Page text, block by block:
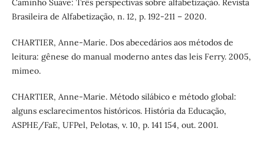
Caminho Suave: Três perspectivas sobre alfabetização. Revista
Brasileira de Alfabetização, n. 12, p. 192-211 – 2020.
CHARTIER, Anne-Marie. Dos abecedários aos métodos de
leitura: gênese do manual moderno antes das leis Ferry. 2005,
mimeo.
CHARTIER, Anne-Marie. Método silábico e método global:
alguns esclarecimentos históricos. História da Educação,
ASPHE/FaE, UFPel, Pelotas, v. 10, p. 141 154, out. 2001.